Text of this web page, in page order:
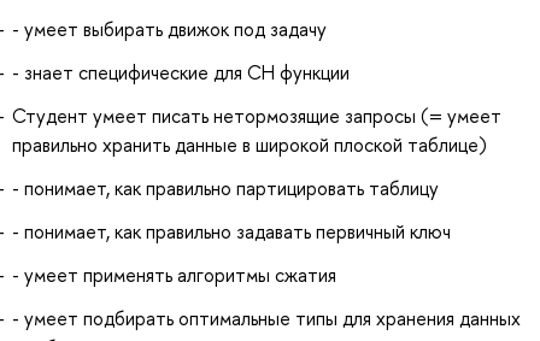
- умеет выбирать движок под задачу
- знает специфические для CH функции
Студент умеет писать нетормозящие запросы (= умеет
правильно хранить данные в широкой плоской таблице)
- понимает, как правильно партицировать таблицу
- понимает, как правильно задавать первичный ключ
- умеет применять алгоритмы сжатия
- умеет подбирать оптимальные типы для хранения данных